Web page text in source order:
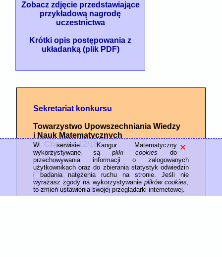
W serwisie Kangur Matematyczny
wykorzystywane są pliki cookies do
przechowywania informacji o zalogowanych
użytkownikach oraz do zbierania statystyk odwiedzin
i badania natężenia ruchu na stronie. Jeśli nie
wyrażasz zgody na wykorzystywanie plików cookies,
to zmień ustawienia swojej przeglądarki internetowej.
Zobacz zdjęcie przedstawiające
przykładową nagrodę
uczestnictwa
Krótki opis postępowania z
układanką (plik PDF)
Sekretariat konkursu
Towarzystwo Upowszechniania Wiedzy
i Nauk Matematycznych
ul. Chopina 12/18
87-100 Toruń
tel. 56 611 3499
tel. 691 721 898
kangur@mat.umk.pl